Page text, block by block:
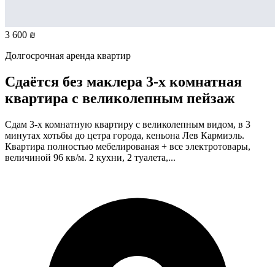
3 600 ₪
Долгосрочная аренда квартир
Сдаётся без маклера 3-х комнатная
квартира с великолепным пейзаж
Сдам 3-х комнатную квартиру с великолепным видом, в 3
минутах хотьбы до цетра города, кеньона Лев Кармиэль.
Квартира полностью мебелированая + все электротовары,
величиной 96 кв/м. 2 кухни, 2 туалета,...